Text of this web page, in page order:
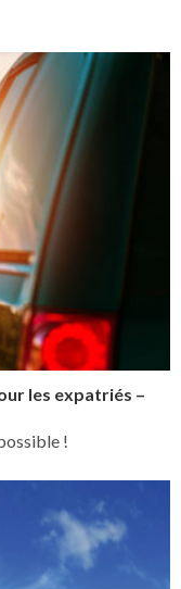
les expatriés –
!